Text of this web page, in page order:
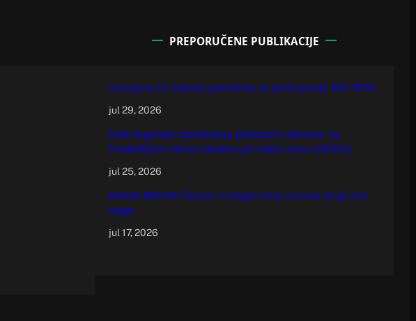
PREPORUČENE PUBLIKACIJE
Usvojena tri zakona potrebna za pristupanje BiH SEPA
jul 29, 2026
NBA legenda razočarana potezom Lebrona: Sa
Filadelfijom nema nikakvu prirodnu vezu (VIDEO)
jul 25, 2026
KAKVA BRUKA! Šamar Crnogorcima o kome bruji ceo
regio
jul 17, 2026